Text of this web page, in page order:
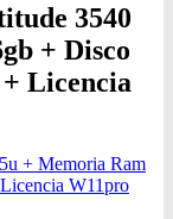
3540
+ Disco
Licencia
+ Memoria Ram
W11pro